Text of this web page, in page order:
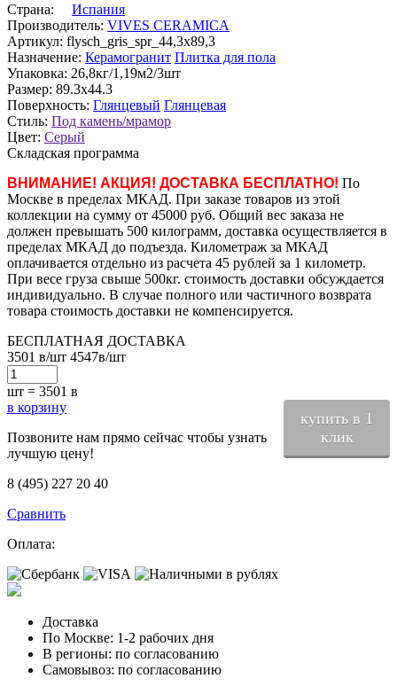
Страна:
Испания
Производитель: VIVES CERAMICA
Артикул: flysch_gris_spr_44,3x89,3
Назначение: Керамогранит Плитка для пола
Упаковка: 26,8кг/1,19м2/3шт
Размер: 89.3x44.3
Поверхность: Глянцевый Глянцевая
Стиль: Под камень/мрамор
Цвет: Серый
Складская программа
ВНИМАНИЕ! АКЦИЯ! ДОСТАВКА БЕСПЛАТНО! По
Москве в пределах МКАД. При заказе товаров из этой
коллекции на сумму от 45000 руб. Общий вес заказа не
должен превышать 500 килограмм, доставка осуществляется в
пределах МКАД до подъезда. Километраж за МКАД
оплачивается отдельно из расчета 45 рублей за 1 километр.
При весе груза свыше 500кг. стоимость доставки обсуждается
индивидуально. В случае полного или частичного возврата
товара стоимость доставки не компенсируется.
БЕСПЛАТНАЯ ДОСТАВКА
3501 в/шт 4547в/шт
шт = 3501 в
купить в 1
клик
в корзину
Позвоните нам прямо сейчас чтобы узнать
лучшую цену!
8 (495) 227 20 40
Сравнить
Оплата:
Доставка
По Москве: 1-2 рабочих дня
В регионы: по согласованию
Самовывоз: по согласованию